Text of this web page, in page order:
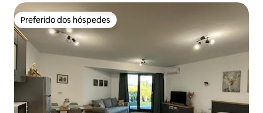
Preferido dos hóspedes
Preferido dos hóspedes